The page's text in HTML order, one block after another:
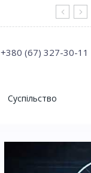
+380 (67) 327-30-11
Суспільство